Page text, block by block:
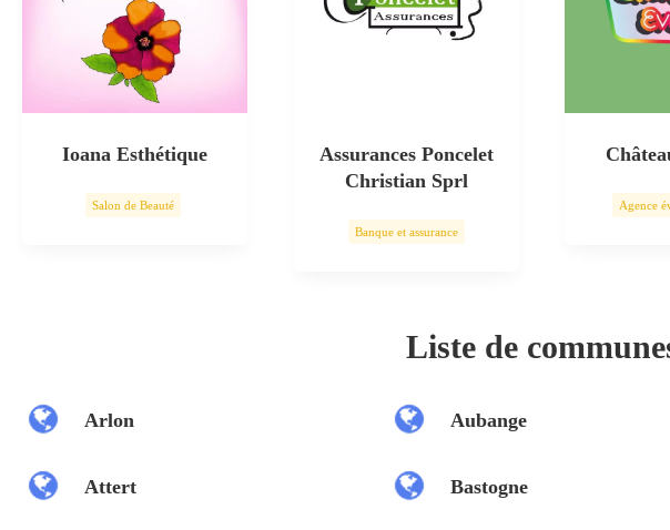
Ioana Esthétique
Salon de Beauté
Assurances Poncelet
Christian Sprl
Banque et assurance
Agence
Liste de
Arlon
Attert
Aubange
Bastogne